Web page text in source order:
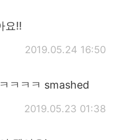
요!!
2019.05.24 16:50
ㅋㅋㅋ smashed
2019.05.23 01:38